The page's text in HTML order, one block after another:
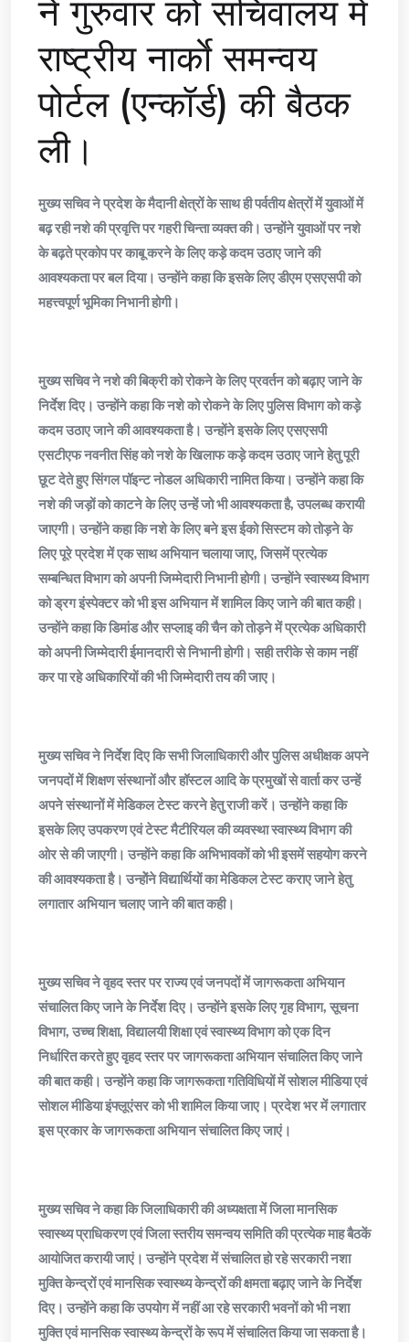
ने गुरुवार को सचिवालय में
राष्ट्रीय नार्काे समन्वय
पोर्टल (एन्कॉर्ड) की बैठक
ली।
मुख्य सचिव ने प्रदेश के मैदानी क्षेत्रों के साथ ही पर्वतीय क्षेत्रों में युवाओं में
बढ़ रही नशे की प्रवृत्ति पर गहरी चिन्ता व्यक्त की। उन्होंने युवाओं पर नशे
के बढ़ते प्रकोप पर काबू करने के लिए कड़े कदम उठाए जाने की
आवश्यकता पर बल दिया। उन्होंने कहा कि इसके लिए डीएम एसएसपी को
महत्त्वपूर्ण भूमिका निभानी होगी।
मुख्य सचिव ने नशे की बिक्री को रोकने के लिए प्रवर्तन को बढ़ाए जाने के
निर्देश दिए। उन्होंने कहा कि नशे को रोकने के लिए पुलिस विभाग को कड़े
कदम उठाए जाने की आवश्यकता है। उन्होंने इसके लिए एसएसपी
एसटीएफ नवनीत सिंह को नशे के खिलाफ कड़े कदम उठाए जाने हेतु पूरी
छूट देते हुए सिंगल पॉइन्ट नोडल अधिकारी नामित किया। उन्होंने कहा कि
नशे की जड़ों को काटने के लिए उन्हें जो भी आवश्यकता है, उपलब्ध करायी
जाएगी। उन्होंने कहा कि नशे के लिए बने इस ईको सिस्टम को तोड़ने के
लिए पूरे प्रदेश में एक साथ अभियान चलाया जाए, जिसमें प्रत्येक
सम्बन्धित विभाग को अपनी जिम्मेदारी निभानी होगी। उन्होंने स्वास्थ्य विभाग
को ड्रग इंस्पेक्टर को भी इस अभियान में शामिल किए जाने की बात कही।
उन्होंने कहा कि डिमांड और सप्लाइ की चैन को तोड़ने में प्रत्येक अधिकारी
को अपनी जिम्मेदारी ईमानदारी से निभानी होगी। सही तरीके से काम नहीं
कर पा रहे अधिकारियों की भी जिम्मेदारी तय की जाए।
मुख्य सचिव ने निर्देश दिए कि सभी जिलाधिकारी और पुलिस अधीक्षक अपने
जनपदों में शिक्षण संस्थानों और हॉस्टल आदि के प्रमुखों से वार्ता कर उन्हें
अपने संस्थानों में मेडिकल टेस्ट करने हेतु राजी करें। उन्होंने कहा कि
इसके लिए उपकरण एवं टेस्ट मैटीरियल की व्यवस्था स्वास्थ्य विभाग की
ओर से की जाएगी। उन्होंने कहा कि अभिभावकों को भी इसमें सहयोग करने
की आवश्यकता है। उन्होेंने विद्यार्थियों का मेडिकल टेस्ट कराए जाने हेतु
लगातार अभियान चलाए जाने की बात कही।
मुख्य सचिव ने वृहद स्तर पर राज्य एवं जनपदों में जागरूकता अभियान
संचालित किए जाने के निर्देश दिए। उन्होंने इसके लिए गृह विभाग, सूचना
विभाग, उच्च शिक्षा, विद्यालयी शिक्षा एवं स्वास्थ्य विभाग को एक दिन
निर्धारित करते हुए वृहद स्तर पर जागरूकता अभियान संचालित किए जाने
की बात कही। उन्होंने कहा कि जागरूकता गतिविधियों में सोशल मीडिया एवं
सोशल मीडिया इंफ्लूएंसर को भी शामिल किया जाए। प्रदेश भर में लगातार
इस प्रकार के जागरूकता अभियान संचालित किए जाएं।
मुख्य सचिव ने कहा कि जिलाधिकारी की अध्यक्षता में जिला मानसिक
स्वास्थ्य प्राधिकरण एवं जिला स्तरीय समन्वय समिति की प्रत्येक माह बैठकें
आयोजित करायी जाएं। उन्होंने प्रदेश में संचालित हो रहे सरकारी नशा
मुक्ति केन्द्रों एवं मानसिक स्वास्थ्य केन्द्रों की क्षमता बढ़ाए जाने के निर्देश
दिए। उन्होंने कहा कि उपयोग में नहीं आ रहे सरकारी भवनों को भी नशा
मुक्ति एवं मानसिक स्वास्थ्य केन्द्रों के रूप में संचालित किया जा सकता है।